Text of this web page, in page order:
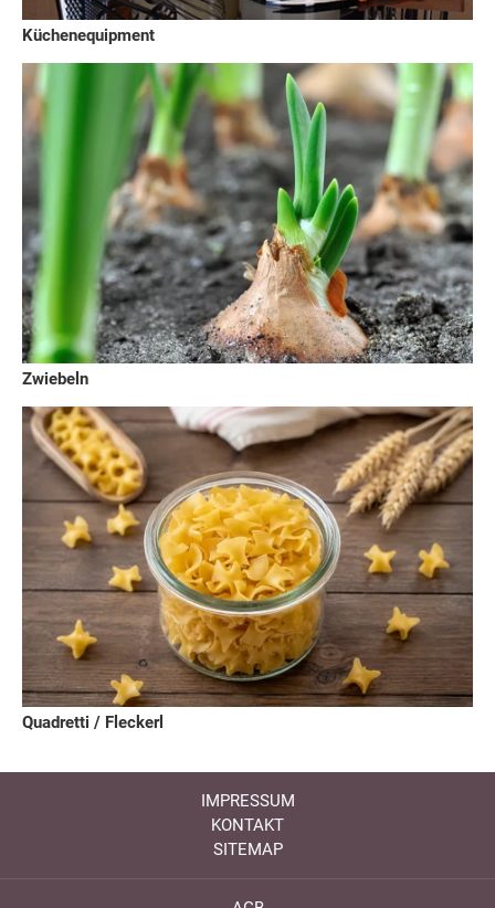
Küchenequipment
Zwiebeln
Quadretti / Fleckerl
IMPRESSUM
KONTAKT
SITEMAP